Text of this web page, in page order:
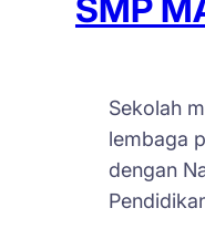
SMP
Sekolah
lembaga
dengan